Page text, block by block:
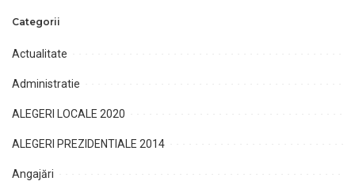
Categorii
Actualitate
Administratie
ALEGERI LOCALE 2020
ALEGERI PREZIDENTIALE 2014
Angajări